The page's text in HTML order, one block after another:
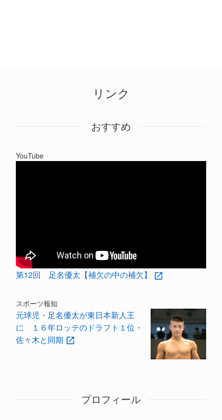
リンク
おすすめ
YouTube
第12回 足名優太【補欠の中の補欠】
スポーツ報知
元球児・足名優太が東日本新人王
に １６年ロッテのドラフト１位・
佐々木と同期
プロフィール